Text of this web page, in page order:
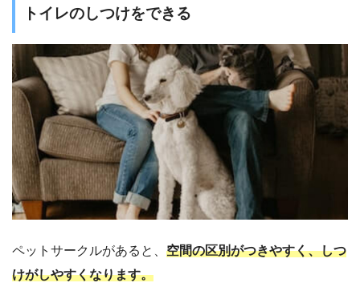
トイレのしつけをできる
ペットサークルがあると、 空間の区別がつきやすく、しつ
けがしやすくなります。